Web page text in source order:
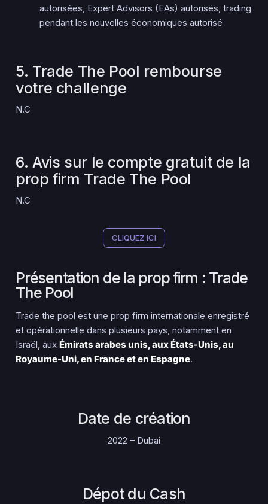
autorisées, Expert Advisors (EAs) autorisés, trading
pendant les nouvelles économiques autorisé
5. Trade The Pool rembourse
votre challenge
N.C
6. Avis sur le compte gratuit de la
prop firm Trade The Pool
N.C
CLIQUEZ ICI
Présentation de la prop firm : Trade
The Pool
Trade the pool est une prop firm internationale enregistré
et opérationnelle dans plusieurs pays, notamment en
Israël, aux Émirats arabes unis, aux États-Unis, au
Royaume-Uni, en France et en Espagne.
Date de création
2022 – Dubai
Dépot du Cash